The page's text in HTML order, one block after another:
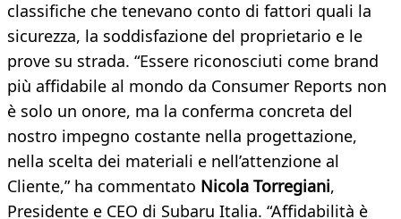
classifiche che tenevano conto di fattori quali la
sicurezza, la soddisfazione del proprietario e le
prove su strada. “Essere riconosciuti come brand
più affidabile al mondo da Consumer Reports non
è solo un onore, ma la conferma concreta del
nostro impegno costante nella progettazione,
nella scelta dei materiali e nell’attenzione al
Cliente,” ha commentato Nicola Torregiani,
Presidente e CEO di Subaru Italia. “Affidabilità è